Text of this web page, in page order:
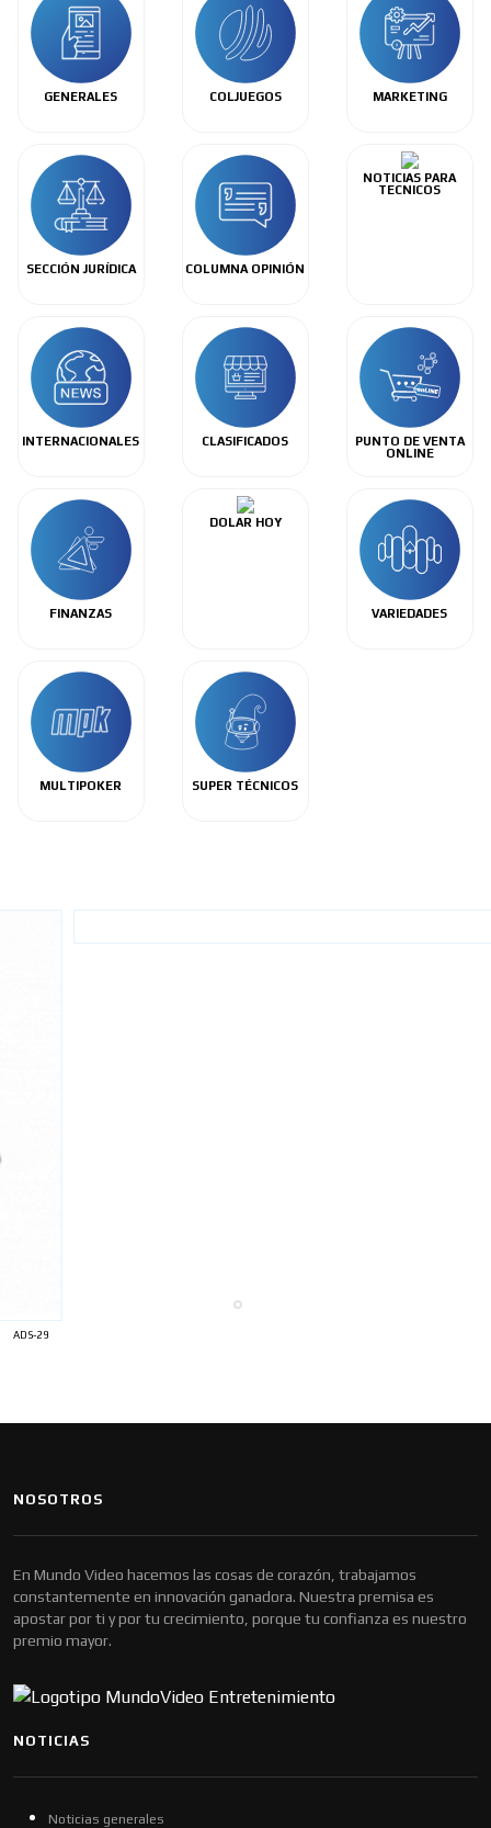
GENERALES COLJUEGOS MARKETING
SECCIÓN JURÍDICA COLUMNA OPINIÓN
NOTICIAS PARA
TECNICOS
INTERNACIONALES CLASIFICADOS
PUNTO DE VENTA
ONLINE
FINANZAS
DOLAR HOY
VARIEDADES
MULTIPOKER SUPER TÉCNICOS
ADS-29
NOSOTROS
En Mundo Video hacemos las cosas de corazón, trabajamos
constantemente en innovación ganadora. Nuestra premisa es
apostar por ti y por tu crecimiento, porque tu confianza es nuestro
premio mayor.
NOTICIAS
Noticias generales